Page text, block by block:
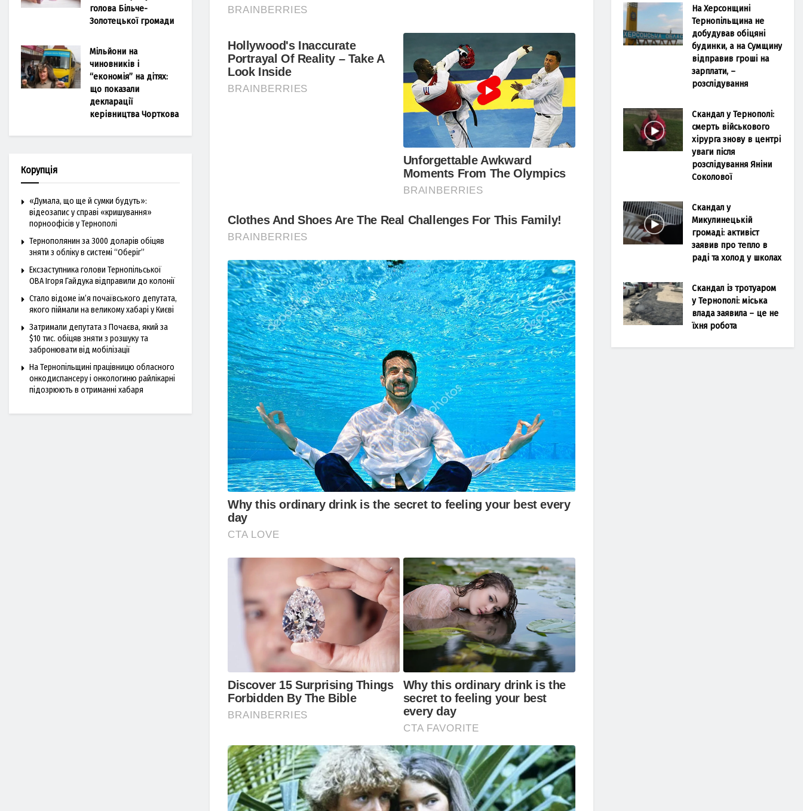
голова Більче-
Золотецької громади
Мільйони на
чиновників і
“економія” на дітях:
що показали
декларації
керівництва Чорткова
Корупція
«Думала, що ще й сумки будуть»:
відеозапис у справі «кришування»
порноофісів у Тернополі
Тернополянин за 3000 доларів обіцяв
зняти з обліку в системі “Оберіг”
Ексзаступника голови Тернопільської
ОВА Ігоря Гайдука відправили до колонії
Стало відоме ім’я почаївського депутата,
якого піймали на великому хабарі у Києві
Затримали депутата з Почаєва, який за
$10 тис. обіцяв зняти з розшуку та
забронювати від мобілізації
На Тернопільщині працівницю обласного
онкодиспансеру і онкологиню райлікарні
підозрюють в отриманні хабаря
На Херсонщині
Тернопільщина не
добудував обіцяні
будинки, а на Сумщину
відправив гроші на
зарплати, –
розслідування
Скандал у Тернополі:
смерть військового
хірурга знову в центрі
уваги після
розслідування Яніни
Соколової
Скандал у
Микулинецькій
громаді: активіст
заявив про тепло в
раді та холод у школах
Скандал із тротуаром
у Тернополі: міська
влада заявила – це не
їхня робота